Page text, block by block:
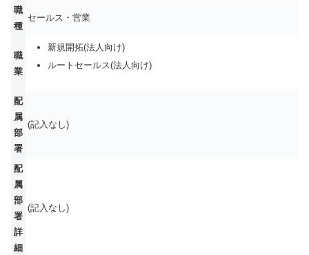
職
種
セールス・営業
職
業
新規開拓(法人向け)
ルートセールス(法人向け)
配
属
部
署
(記入なし)
配
属
部
署
詳
細
(記入なし)